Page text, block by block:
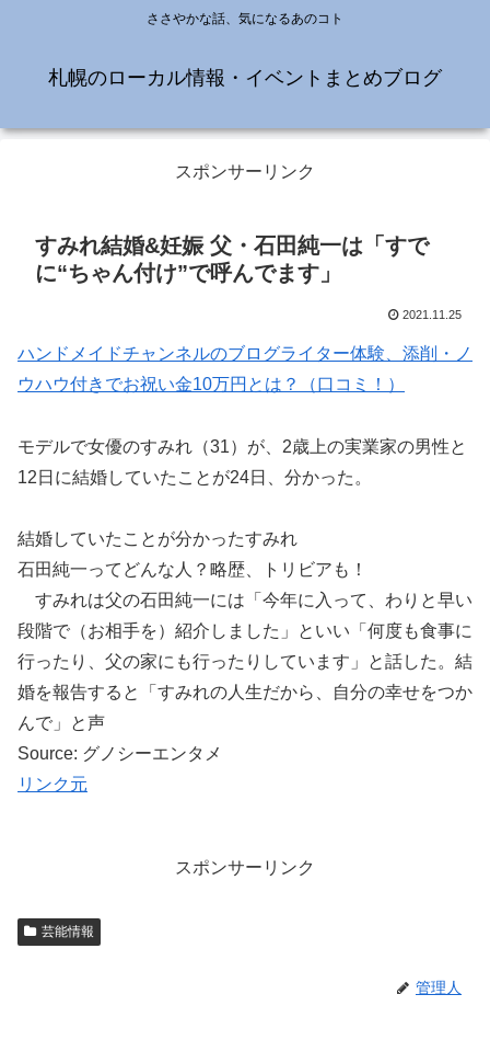
ささやかな話、気になるあのコト
札幌のローカル情報・イベントまとめブログ
スポンサーリンク
すみれ結婚&妊娠 父・石田純一は「すで
に“ちゃん付け”で呼んでます」
2021.11.25
ハンドメイドチャンネルのブログライター体験、添削・ノ
ウハウ付きでお祝い金10万円とは？（口コミ！）
モデルで女優のすみれ（31）が、2歳上の実業家の男性と
12日に結婚していたことが24日、分かった。
結婚していたことが分かったすみれ
石田純一ってどんな人？略歴、トリビアも！
すみれは父の石田純一には「今年に入って、わりと早い
段階で（お相手を）紹介しました」といい「何度も食事に
行ったり、父の家にも行ったりしています」と話した。結
婚を報告すると「すみれの人生だから、自分の幸せをつか
んで」と声
Source: グノシーエンタメ
リンク元
スポンサーリンク
芸能情報
管理人